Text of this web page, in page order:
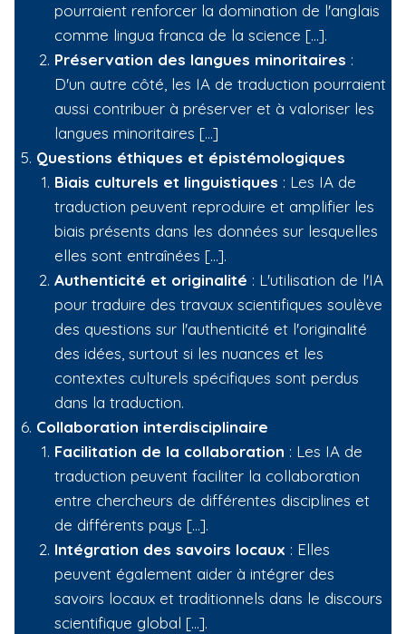
pourraient renforcer la domination de l'anglais
comme lingua franca de la science […].
Préservation des langues minoritaires :
D'un autre côté, les IA de traduction pourraient
aussi contribuer à préserver et à valoriser les
langues minoritaires […]
Questions éthiques et épistémologiques
Biais culturels et linguistiques : Les IA de
traduction peuvent reproduire et amplifier les
biais présents dans les données sur lesquelles
elles sont entraînées […].
Authenticité et originalité : L'utilisation de l'IA
pour traduire des travaux scientifiques soulève
des questions sur l'authenticité et l'originalité
des idées, surtout si les nuances et les
contextes culturels spécifiques sont perdus
dans la traduction.
Collaboration interdisciplinaire
Facilitation de la collaboration : Les IA de
traduction peuvent faciliter la collaboration
entre chercheurs de différentes disciplines et
de différents pays […].
Intégration des savoirs locaux : Elles
peuvent également aider à intégrer des
savoirs locaux et traditionnels dans le discours
scientifique global […].